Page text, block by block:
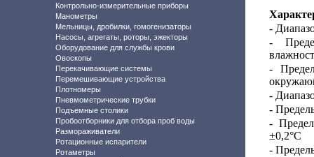
Контрольно-измерительные приборы
Манометры
Мельницы, дробилки, гомогенизаторы
Насосы, агрегаты, роторы, эжекторы
Оборудование для службы крови
Овоскопы
Перекачивающие системы
Перемешивающие устройства
Плотномеры
Пневмометрические трубки
Подъемные столики
Пробоотборники для отбора проб воды
Размораживатели
Ротационные испарители
Ротаметры
-
-
-
-
-
-
±0,2°С
-